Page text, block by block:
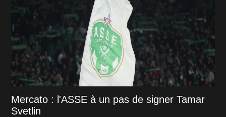
Mercato : l'ASSE à un pas de signer Tamar
Svetlin